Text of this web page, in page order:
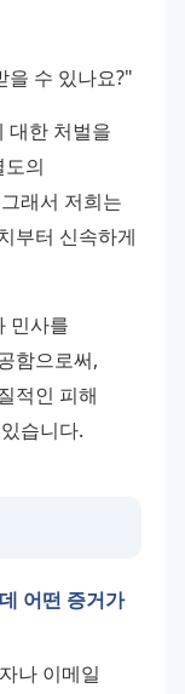
을 수 있나요?"
대한 처벌을
의
래서 저희는
부터 신속하게
민사를
함으로써,
적인 피해
습니다.
어떤 증거가
나 이메일